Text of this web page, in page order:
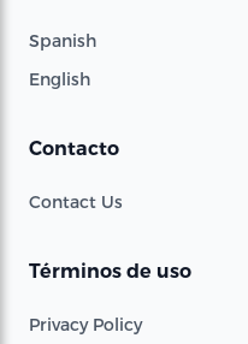
Spanish
English
Contacto
Contact Us
Términos de uso
Privacy Policy